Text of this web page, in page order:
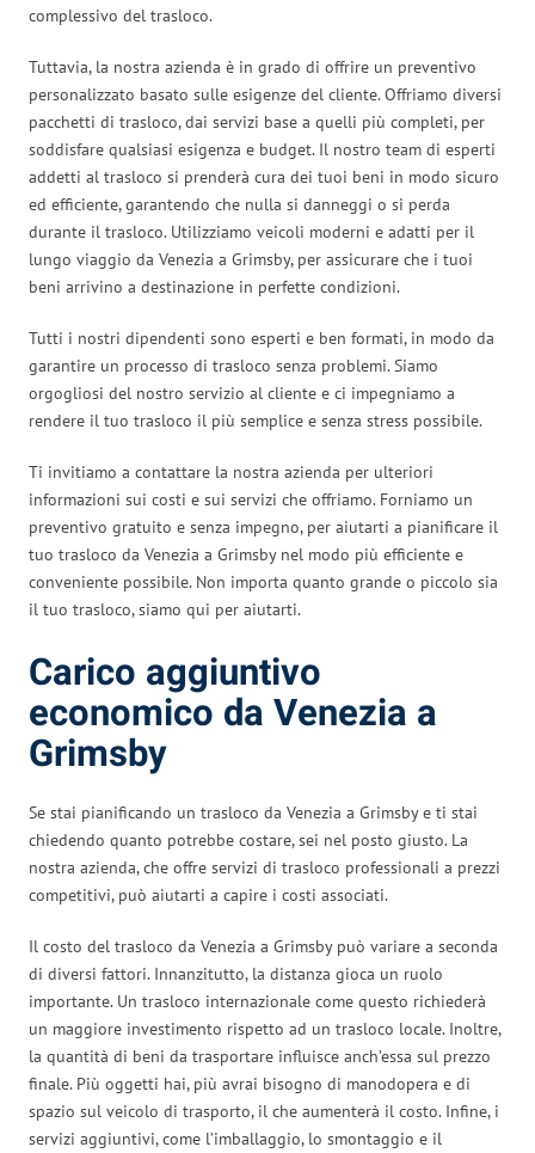
complessivo del trasloco.
Tuttavia, la nostra azienda è in grado di offrire un preventivo
personalizzato basato sulle esigenze del cliente. Offriamo diversi
pacchetti di trasloco, dai servizi base a quelli più completi, per
soddisfare qualsiasi esigenza e budget. Il nostro team di esperti
addetti al trasloco si prenderà cura dei tuoi beni in modo sicuro
ed efficiente, garantendo che nulla si danneggi o si perda
durante il trasloco. Utilizziamo veicoli moderni e adatti per il
lungo viaggio da Venezia a Grimsby, per assicurare che i tuoi
beni arrivino a destinazione in perfette condizioni.
Tutti i nostri dipendenti sono esperti e ben formati, in modo da
garantire un processo di trasloco senza problemi. Siamo
orgogliosi del nostro servizio al cliente e ci impegniamo a
rendere il tuo trasloco il più semplice e senza stress possibile.
Ti invitiamo a contattare la nostra azienda per ulteriori
informazioni sui costi e sui servizi che offriamo. Forniamo un
preventivo gratuito e senza impegno, per aiutarti a pianificare il
tuo trasloco da Venezia a Grimsby nel modo più efficiente e
conveniente possibile. Non importa quanto grande o piccolo sia
il tuo trasloco, siamo qui per aiutarti.
Carico aggiuntivo
economico da Venezia a
Grimsby
Se stai pianificando un trasloco da Venezia a Grimsby e ti stai
chiedendo quanto potrebbe costare, sei nel posto giusto. La
nostra azienda, che offre servizi di trasloco professionali a prezzi
competitivi, può aiutarti a capire i costi associati.
Il costo del trasloco da Venezia a Grimsby può variare a seconda
di diversi fattori. Innanzitutto, la distanza gioca un ruolo
importante. Un trasloco internazionale come questo richiederà
un maggiore investimento rispetto ad un trasloco locale. Inoltre,
la quantità di beni da trasportare influisce anch’essa sul prezzo
finale. Più oggetti hai, più avrai bisogno di manodopera e di
spazio sul veicolo di trasporto, il che aumenterà il costo. Infine, i
servizi aggiuntivi, come l’imballaggio, lo smontaggio e il